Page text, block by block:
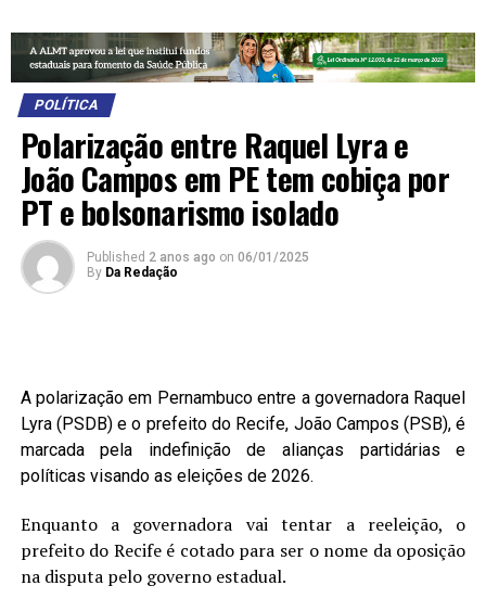
POLÍTICA
Polarização entre Raquel Lyra e
João Campos em PE tem cobiça por
PT e bolsonarismo isolado
Published 2 anos ago on 06/01/2025
By Da Redação
A polarização em Pernambuco entre a governadora Raquel
Lyra (PSDB) e o prefeito do Recife, João Campos (PSB), é
marcada pela indefinição de alianças partidárias e
políticas visando as eleições de 2026.
Enquanto a governadora vai tentar a reeleição, o
prefeito do Recife é cotado para ser o nome da oposição
na disputa pelo governo estadual.